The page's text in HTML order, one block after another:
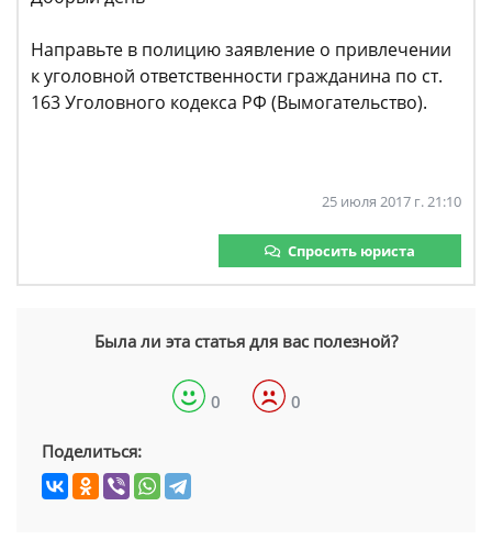
Направьте в полицию заявление о привлечении
к уголовной ответственности гражданина по ст.
163 Уголовного кодекса РФ (Вымогательство).
25 июля 2017 г. 21:10
Спросить юриста
Была ли эта статья для вас полезной?
0 0
Поделиться: